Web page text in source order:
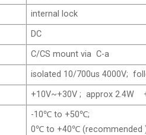
internal lock
DC
C/CS mount via C-a
isolated 10/700us 4000V;
+10V~+30V ; approx 2.4W
-10℃ to +50℃;
0℃ to +40℃ (recommended